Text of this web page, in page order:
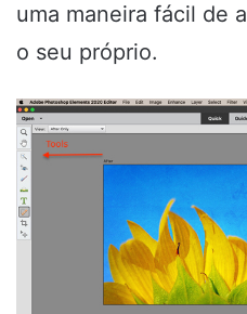
uma maneira fácil de
o seu próprio.